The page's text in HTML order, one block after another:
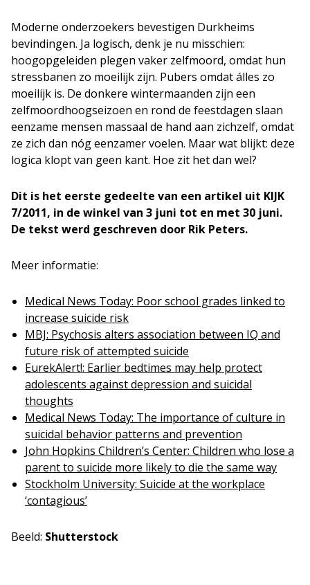
Moderne onderzoekers bevestigen Durkheims
bevindingen. Ja logisch, denk je nu misschien:
hoogopgeleiden plegen vaker zelfmoord, omdat hun
stressbanen zo moeilijk zijn. Pubers omdat álles zo
moeilijk is. De donkere wintermaanden zijn een
zelfmoordhoogseizoen en rond de feestdagen slaan
eenzame mensen massaal de hand aan zichzelf, omdat
ze zich dan nóg eenzamer voelen. Maar wat blijkt: deze
logica klopt van geen kant. Hoe zit het dan wel?
Dit is het eerste gedeelte van een artikel uit KIJK
7/2011, in de winkel van 3 juni tot en met 30 juni.
De tekst werd geschreven door Rik Peters.
Meer informatie:
Medical News Today: Poor school grades linked to
increase suicide risk
MBJ: Psychosis alters association between IQ and
future risk of attempted suicide
EurekAlert!: Earlier bedtimes may help protect
adolescents against depression and suicidal
thoughts
Medical News Today: The importance of culture in
suicidal behavior patterns and prevention
John Hopkins Children’s Center: Children who lose a
parent to suicide more likely to die the same way
Stockholm University: Suicide at the workplace
‘contagious’
Beeld: Shutterstock